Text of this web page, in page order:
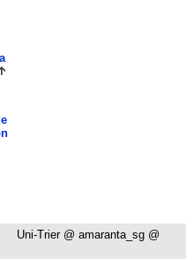
Uni-Trier @ amaranta_sg @